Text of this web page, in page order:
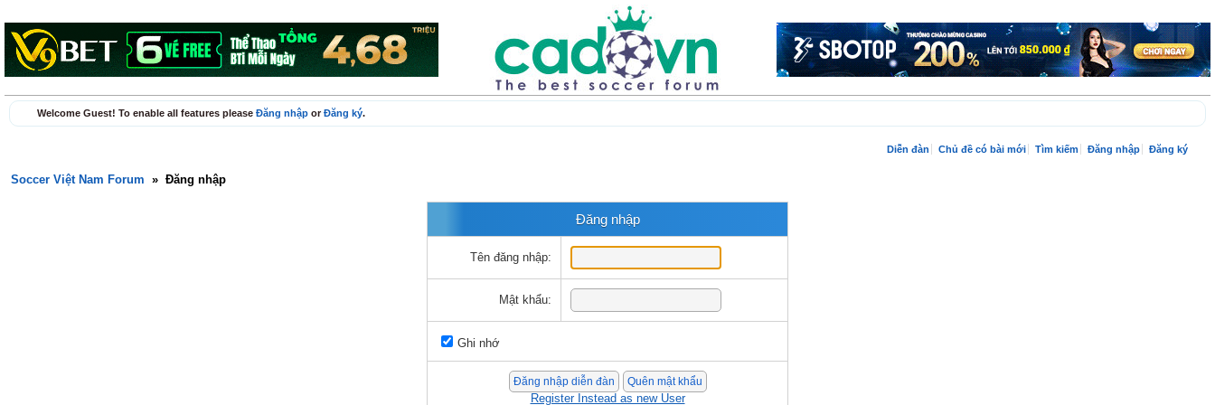
Welcome Guest! To enable all features please Đăng nhập orĐăng ký.
Diễn đàn Chủ đề có bài mới Tìm kiếm Đăng nhập Đăng ký
Soccer Việt Nam Forum » Đăng nhập
Đăng nhập
Tên đăng nhập:
Mật khẩu:
Ghi nhớ
Register Instead as new User